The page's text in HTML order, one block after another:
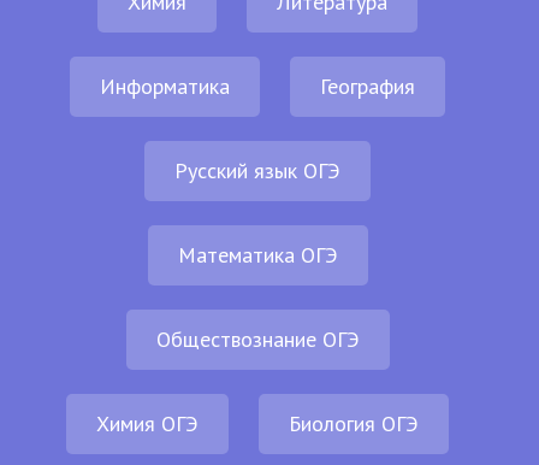
Информатика География
Русский язык ОГЭ
Математика ОГЭ
Обществознание ОГЭ
Химия ОГЭ Биология ОГЭ